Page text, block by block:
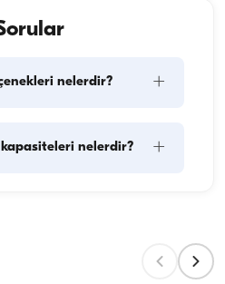
nelerdir? +
hazırlığı. Kumanya
nelerdir? +
ifade eder. Gecelik